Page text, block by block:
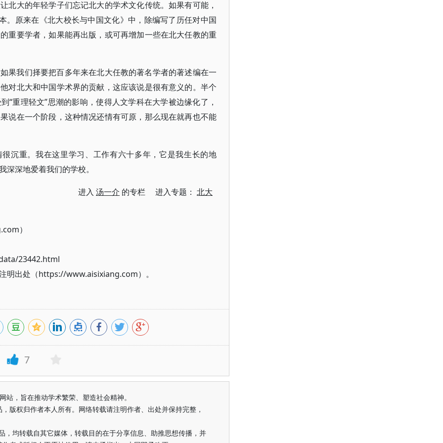
北大的年轻学子们忘记北大的学术文化传统。如果有可能，
。原来在《北大校长与中国文化》中，除编写了历任对中国
重要学者，如果能再出版，或可再增加一些在北大任教的重
果我们择要把百多年来在北大任教的著名学者的著述编在一
对北大和中国学术界的贡献，这应该说是很有意义的。半个
“重理轻文”思潮的影响，使得人文学科在大学被边缘化了，
说在一个阶段，这种情况还情有可原，那么现在就再也不能
沉重。我在这里学习、工作有六十多年，它是我生长的地
深地爱着我们的学校。
进入 汤一介 的专栏 进入专题： 北大
）
23442.html
明出处（https://www.aisixiang.com）。
7
，旨在推动学术繁荣、塑造社会精神。
版权归作者本人所有。网络转载请注明作者、出处并保持完整，
，均转载自其它媒体，转载目的在于分享信息、助推思想传播，并